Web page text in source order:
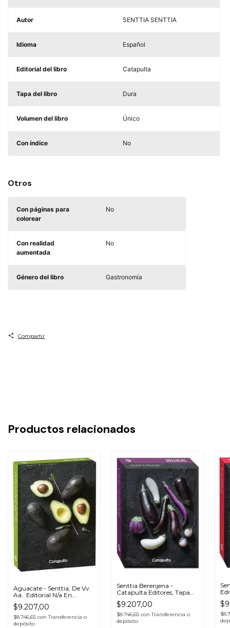
Autor SENTTIA SENTTIA
Idioma Español
Editorial del libro Catapulta
Tapa del libro Dura
Volumen del libro Único
Con índice No
Otros
Con páginas para
colorear
No
Con realidad
aumentada
No
Género del libro Gastronomía
Compartir
Productos relacionados
Aguacate - Senttia, De Vv.
Aa.. Editorial N/a En
Español
$9.207,00
$8.746,65 con Transferencia o
depósito
Senttia Berenjena -
Catapulta Editores, Tapa
Blanda
$9.207,00
$8.746,65con Transferencia o
depósito